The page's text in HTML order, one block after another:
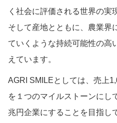
く社会に評価される世界の実
そして産地とともに、農業界
ていくような持続可能性の高
えています。
AGRI SMILEとしては、売上
を１つのマイルストーンにし
兆円企業にすることを目指し